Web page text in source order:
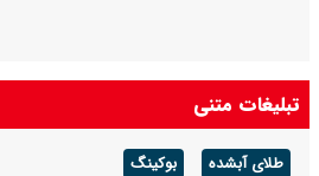
تبلیغات متنی
طلای آبشده بوکینگ